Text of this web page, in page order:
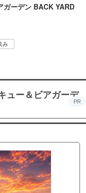
ガーデン BACK YARD
み
ュー＆ビアガーデ
PR